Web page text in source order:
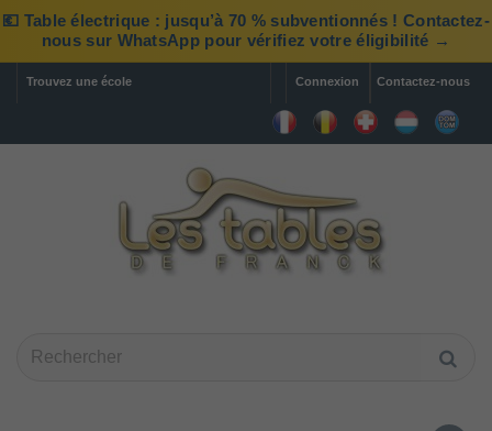
💶 Table électrique : jusqu’à 70 % subventionnés ! Contactez-
nous sur WhatsApp pour vérifiez votre éligibilité →
Contactez-nous
Trouvez une école Connexion